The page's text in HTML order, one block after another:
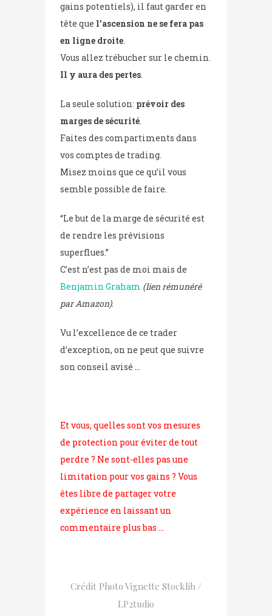
gains potentiels), il faut garder en
tête que l’ascension ne se fera pas
en ligne droite.
Vous allez trébucher sur le chemin.
Il y aura des pertes.
La seule solution: prévoir des
marges de sécurité.
Faites des compartiments dans
vos comptes de trading.
Misez moins que ce qu’il vous
semble possible de faire.
“Le but de la marge de sécurité est
de rendre les prévisions
superflues.”
C’est n’est pas de moi mais de
Benjamin Graham (lien rémunéré
par Amazon).
Vu l’excellence de ce trader
d’exception, on ne peut que suivre
son conseil avisé …
Et vous, quelles sont vos mesures
de protection pour éviter de tout
perdre ? Ne sont-elles pas une
limitation pour vos gains ? Vous
êtes libre de partager votre
expérience en laissant un
commentaire plus bas …
Crédit Photo Vignette Stocklib /
LP2tudio